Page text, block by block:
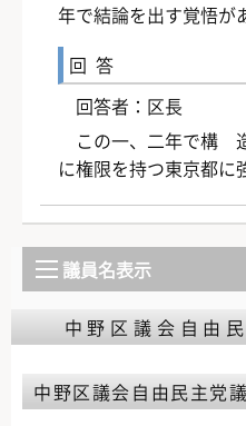
年で結論を出す覚悟が
回答
回答者：区長
この一、二年で構
に権限を持つ東京都に
議員名表示
中野区議会自由
中野区議会自由民主党